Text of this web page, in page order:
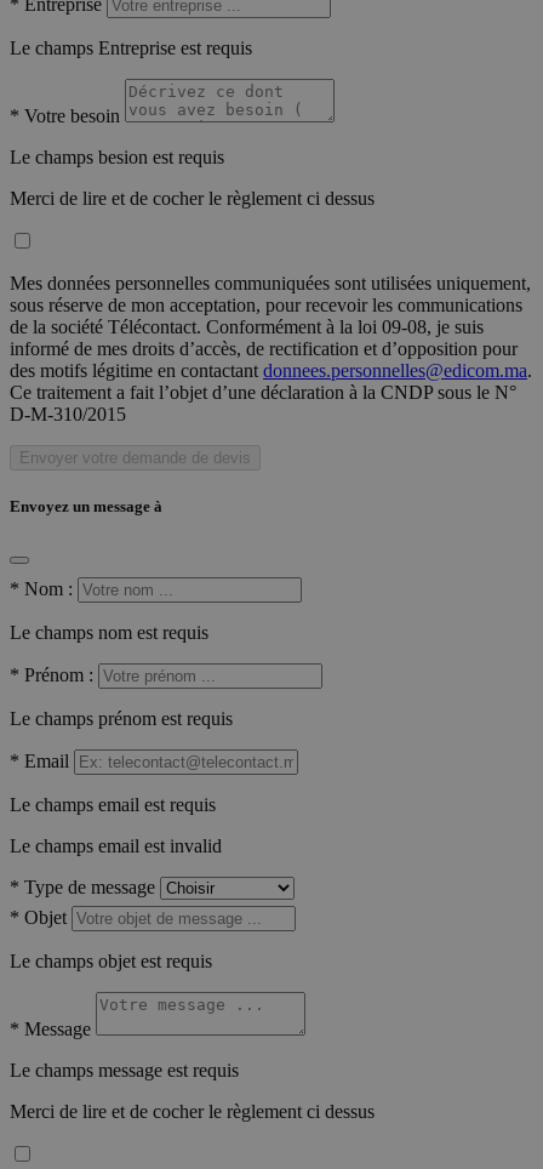
* Entreprise
Le champs Entreprise est requis
* Votre besoin
Le champs besion est requis
Merci de lire et de cocher le règlement ci dessus
Mes données personnelles communiquées sont utilisées uniquement,
sous réserve de mon acceptation, pour recevoir les communications
de la société Télécontact. Conformément à la loi 09-08, je suis
informé de mes droits d’accès, de rectification et d’opposition pour
des motifs légitime en contactant donnees.personnelles@edicom.ma.
Ce traitement a fait l’objet d’une déclaration à la CNDP sous le N°
D-M-310/2015
Envoyer votre demande de devis
Envoyez un message à
* Nom :
Le champs nom est requis
* Prénom :
Le champs prénom est requis
* Email
Le champs email est requis
Le champs email est invalid
* Type de message
* Objet
Le champs objet est requis
* Message
Le champs message est requis
Merci de lire et de cocher le règlement ci dessus